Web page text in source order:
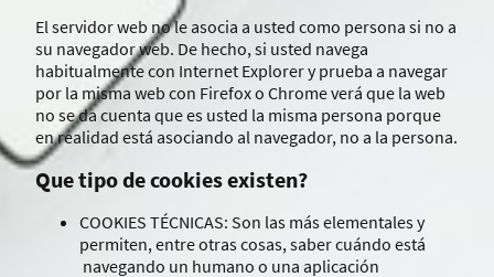
El servidor web no le asocia a usted como persona si no a
su navegador web. De hecho, si usted navega
habitualmente con Internet Explorer y prueba a navegar
por la misma web con Firefox o Chrome verá que la web
no se da cuenta que es usted la misma persona porque
en realidad está asociando al navegador, no a la persona.
Que tipo de cookies existen?
COOKIES TÉCNICAS: Son las más elementales y
permiten, entre otras cosas, saber cuándo está
navegando un humano o una aplicación